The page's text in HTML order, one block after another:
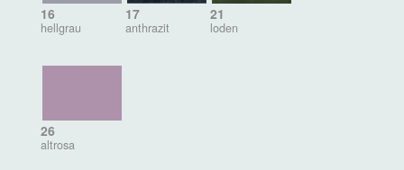
16
hellgrau
17
anthrazit
21
loden
26
altrosa